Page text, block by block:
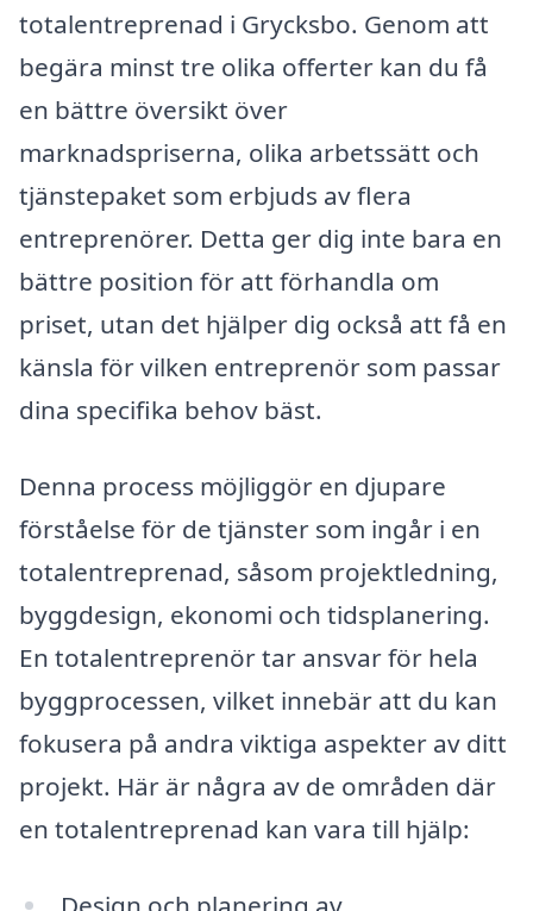
totalentreprenad i Grycksbo. Genom att
begära minst tre olika offerter kan du få
en bättre översikt över
marknadspriserna, olika arbetssätt och
tjänstepaket som erbjuds av flera
entreprenörer. Detta ger dig inte bara en
bättre position för att förhandla om
priset, utan det hjälper dig också att få en
känsla för vilken entreprenör som passar
dina specifika behov bäst.
Denna process möjliggör en djupare
förståelse för de tjänster som ingår i en
totalentreprenad, såsom projektledning,
byggdesign, ekonomi och tidsplanering.
En totalentreprenör tar ansvar för hela
byggprocessen, vilket innebär att du kan
fokusera på andra viktiga aspekter av ditt
projekt. Här är några av de områden där
en totalentreprenad kan vara till hjälp: